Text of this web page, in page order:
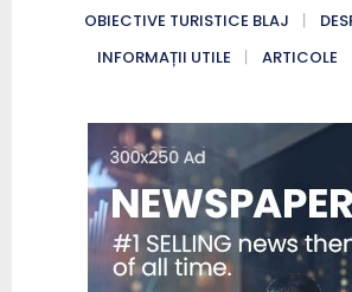
OBIECTIVE TURISTICE BLAJ
INFORMAȚII UTILE
ARTICOLE